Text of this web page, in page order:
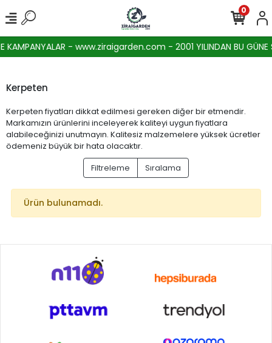
KAMPANYALAR - www.ziraigarden.com - 2001 YILINDAN BU GÜNE
0
Kerpeten
Kerpeten fiyatları dikkat edilmesi gereken diğer bir etmendir.
Markamızın ürünlerini inceleyerek kaliteyi uygun fiyatlara
alabileceğinizi unutmayın. Kalitesiz malzemelere yüksek ücretler
ödemeniz büyük bir hata olacaktır.
Filtreleme
Sıralama
Ürün bulunamadı.